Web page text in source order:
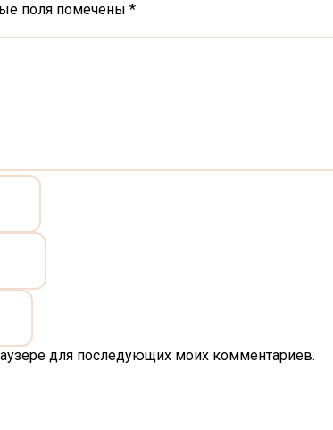
поля помечены*
для последующих моих комментариев.